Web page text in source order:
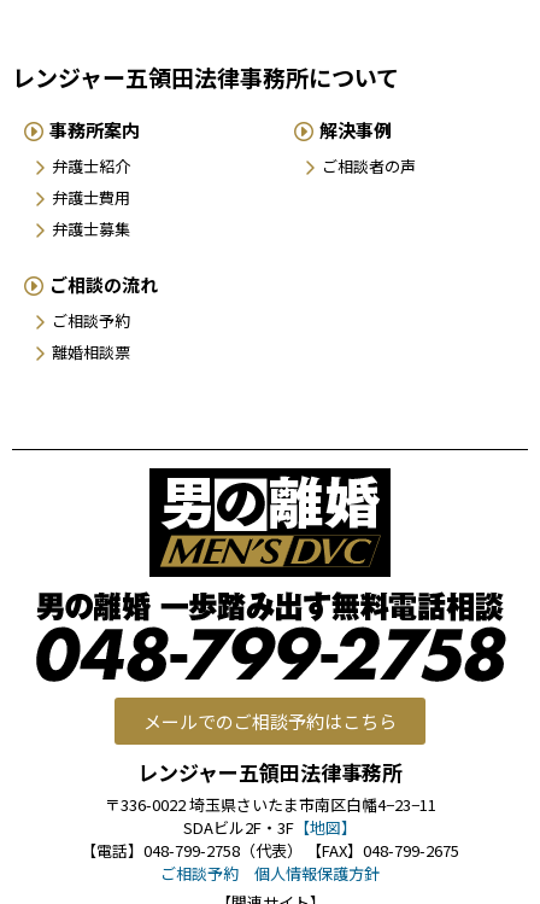
レンジャー五領田法律事務所について
事務所案内
弁護士紹介
弁護士費用
弁護士募集
解決事例
ご相談者の声
ご相談の流れ
ご相談予約
離婚相談票
メールでのご相談予約はこちら
レンジャー五領田法律事務所
〒336-0022 埼玉県さいたま市南区白幡4−23−11
SDAビル2F・3F 【地図】
【電話】048-799-2758（代表） 【FAX】048-799-2675
ご相談予約
個人情報保護方針